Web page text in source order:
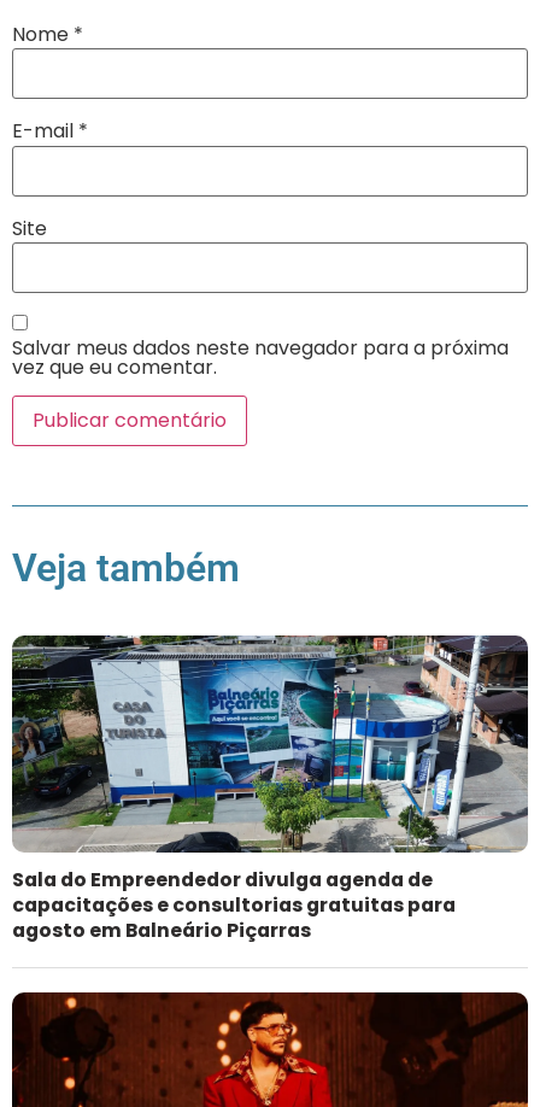
Nome *
E-mail *
Site
Salvar meus dados neste navegador para a próxima
vez que eu comentar.
Veja também
Sala do Empreendedor divulga agenda de
capacitações e consultorias gratuitas para
agosto em Balneário Piçarras